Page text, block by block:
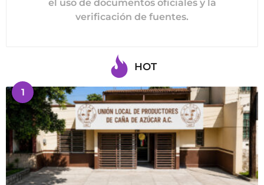
el uso de documentos oficiales y la
verificación de fuentes.
HOT
1